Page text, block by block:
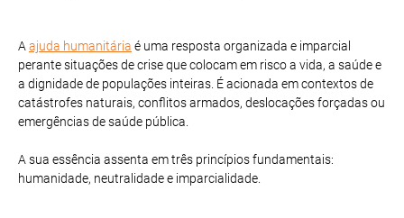
A ajuda humanitária é uma resposta organizada e imparcial
perante situações de crise que colocam em risco a vida, a saúde e
a dignidade de populações inteiras. É acionada em contextos de
catástrofes naturais, conflitos armados, deslocações forçadas ou
emergências de saúde pública.
A sua essência assenta em três princípios fundamentais:
humanidade, neutralidade e imparcialidade.